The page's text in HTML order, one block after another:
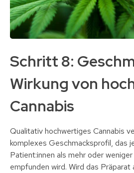
Schritt 8:
Wirkung von
Cannabis
Qualitativ hochwertiges Cannabis
komplexes Geschmacksprofil, das
Patient:innen als mehr oder
empfunden wird. Wird das Präparat